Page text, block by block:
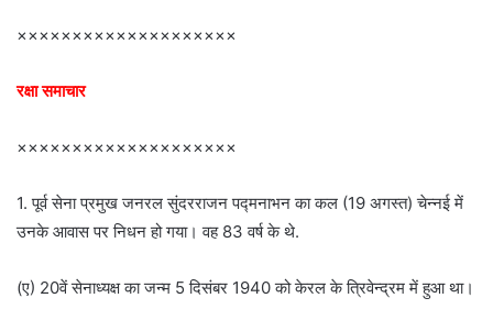
××××××××××××××××××××
रक्षा समाचार
××××××××××××××××××××
1. पूर्व सेना प्रमुख जनरल सुंदरराजन पद्मनाभन का कल (19 अगस्त) चेन्नई में
उनके आवास पर निधन हो गया। वह 83 वर्ष के थे.
(ए) 20वें सेनाध्यक्ष का जन्म 5 दिसंबर 1940 को केरल के त्रिवेन्द्रम में हुआ था।